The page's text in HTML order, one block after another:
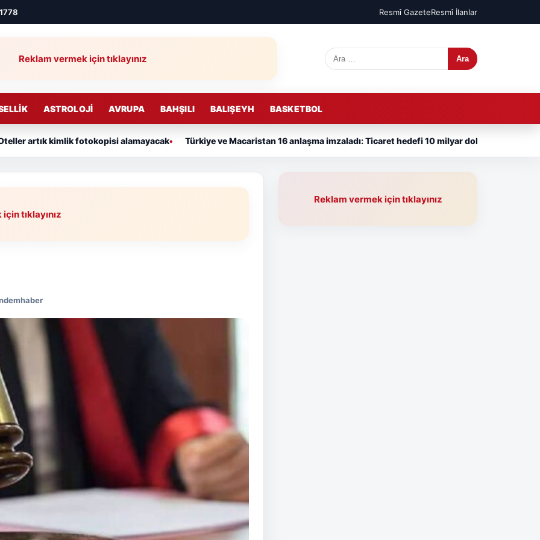
Resmî GazeteResmî İlanlar
Reklam vermek için tıklayınız Arama:
ASTROLOJI AVRUPA BAHŞILI BALIŞEYH BASKETBOL
artık kimlik fotokopisi alamayacak Türkiye ve Macaristan 16 anlaşma imzaladı: Ticaret hedefi 10 milyar dolara yükseldi
tıklayınız
Reklam vermek için tıklayınız